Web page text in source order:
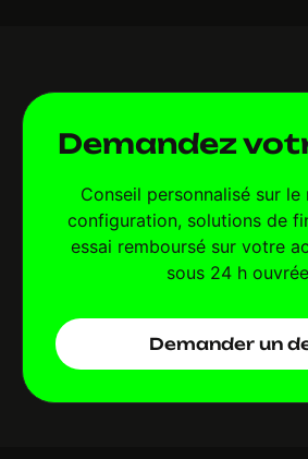
Demandez
Conseil personnalisé sur le
configuration, solutions de
essai remboursé sur votre
sous 24 h
Demander un